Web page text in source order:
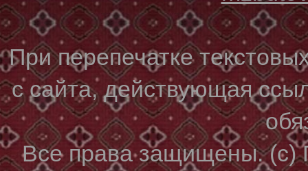
При перепечатке
с сайта, действующая
Все права защищены. (с)